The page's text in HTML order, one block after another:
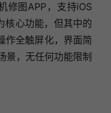
修图APP，支持iOS
核心功能，但其中的
作全触屏化，界面简
景，无任何功能限制